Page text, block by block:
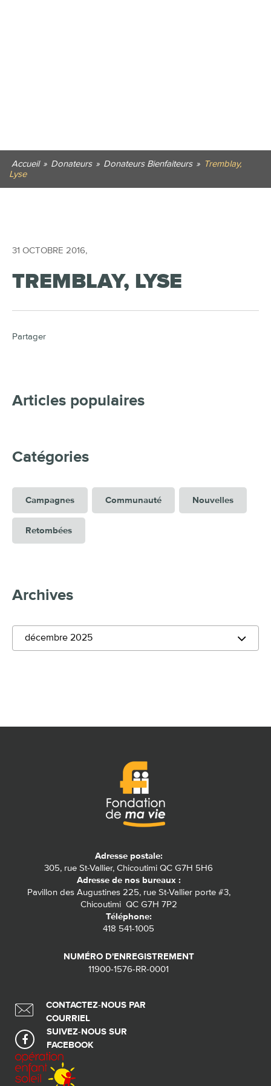
Accueil » Donateurs » Donateurs Bienfaiteurs » Tremblay,
Lyse
31 OCTOBRE 2016,
TREMBLAY, LYSE
Partager
Articles populaires
Catégories
Campagnes Communauté Nouvelles
Retombées
Archives
décembre 2025
Adresse postale:
305, rue St-Vallier, Chicoutimi QC G7H 5H6
Adresse de nos bureaux :
Pavillon des Augustines 225, rue St-Vallier porte #3,
Chicoutimi QC G7H 7P2
Téléphone:
418 541-1005
NUMÉRO D'ENREGISTREMENT
11900-1576-RR-0001
CONTACTEZ-NOUS PAR
COURRIEL
SUIVEZ-NOUS SUR
FACEBOOK